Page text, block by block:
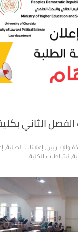
الفصل الثاني
والإداريين, إعلانات الطلبة,
, نشاطات الكلية